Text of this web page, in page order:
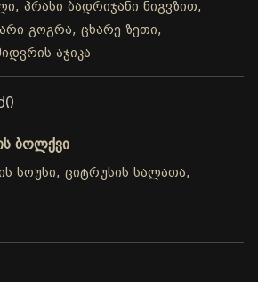
პრასი ბადრიჯანი ნიგვზით,
გოგრა, ცხარე ზეთი,
აჯიკა
ბოლქვი
სოუსი, ციტრუსის სალათა,